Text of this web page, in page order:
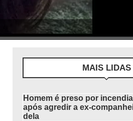
MAIS LIDAS
Homem é preso por
após agredir a ex-
dela